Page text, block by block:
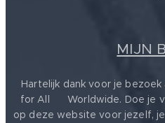
MIJN
Hartelijk dank voor je
for All ❤️ Worldwide. Doe je
op deze website voor jezelf,